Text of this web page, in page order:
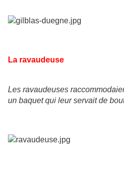
La ravaudeuse
Les ravaudeuses
un baquet qui leur servait de